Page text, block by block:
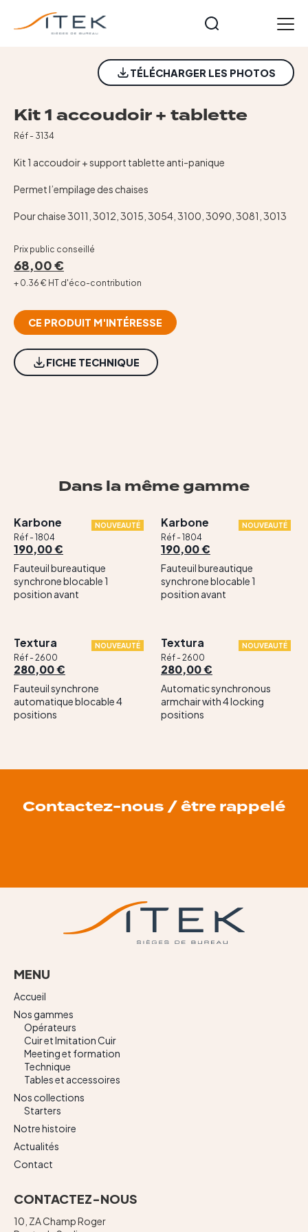
Nos gammes
Meeting et formation
Technique
Nos collections
Starters
Notre histoire
Actualités
Contact
TÉLÉCHARGER LES PHOTOS
Kit 1 accoudoir + tablette
Réf - 3134
Kit 1 accoudoir + support tablette anti-panique
Permet l’empilage des chaises
Pour chaise 3011, 3012, 3015, 3054, 3100, 3090, 3081, 3013
Prix public conseillé
68,00 €
+ 0.36 € HT d'éco-contribution
CE PRODUIT M'INTÉRESSE
FICHE TECHNIQUE
Dans la même gamme
NOUVEAUTÉ
Karbone
Réf - 1804
190,00 €
Fauteuil bureautique
synchrone blocable 1
position avant
NOUVEAUTÉ
Karbone
Réf - 1804
190,00 €
Fauteuil bureautique
synchrone blocable 1
position avant
NOUVEAUTÉ
Textura
Réf - 2600
280,00 €
Fauteuil synchrone
automatique blocable 4
positions
NOUVEAUTÉ
Textura
Réf - 2600
280,00 €
Automatic synchronous
armchair with 4 locking
positions
Contactez-nous / être rappelé
MENU
Accueil
Nos gammes
Opérateurs
Cuir et Imitation Cuir
Meeting et formation
Technique
Tables et accessoires
Nos collections
Starters
Notre histoire
Actualités
Contact
CONTACTEZ-NOUS
10, ZA Champ Roger